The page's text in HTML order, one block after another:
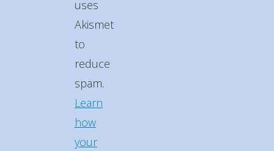
uses
Akismet
to
reduce
spam.
Learn
how
your